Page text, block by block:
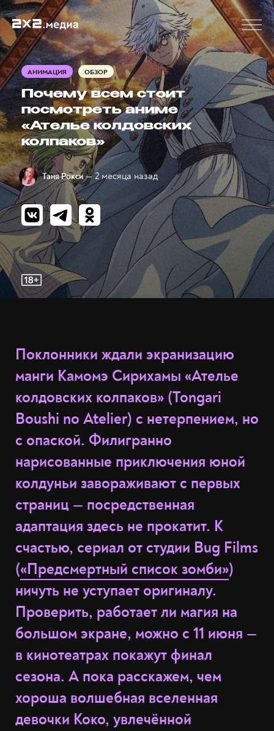
АНИМАЦИЯ ОБЗОР
Почему всем стоит
посмотреть аниме
«Ателье колдовских
колпаков»
Таня Рокси — 2 месяца назад
Поклонники ждали экранизацию
манги Камомэ Сирихамы «Ателье
колдовских колпаков» (Tongari
Boushi no Atelier) с нетерпением, но
с опаской. Филигранно
нарисованные приключения юной
колдуньи завораживают с первых
страниц — посредственная
адаптация здесь не прокатит. К
счастью, сериал от студии Bug Films
(«Предсмертный список зомби»)
ничуть не уступает оригиналу.
Проверить, работает ли магия на
большом экране, можно с 11 июня —
в кинотеатрах покажут финал
сезона. А пока расскажем, чем
хороша волшебная вселенная
девочки Коко, увлечённой